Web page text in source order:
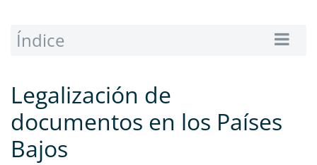
Índice
Legalización de
documentos en los Países
Bajos